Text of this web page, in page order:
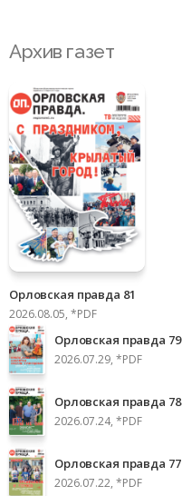
Архив газет
Орловская правда 81
2026.08.05, *PDF
Орловская правда 79
2026.07.29, *PDF
Орловская правда 78
2026.07.24, *PDF
Орловская правда 77
2026.07.22, *PDF